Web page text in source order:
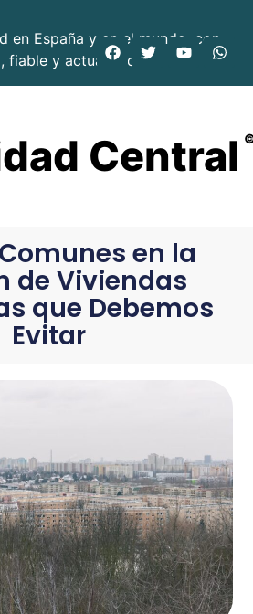
en España y en el mundo, con
fiable y actualizada.
Central
en la
de Viviendas
que Debemos
Evitar